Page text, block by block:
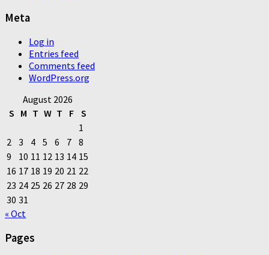
Meta
Log in
Entries feed
Comments feed
WordPress.org
August 2026
S M T W T F S
1
2 3 4 5 6 7 8
9
10 11 12 13 14 15
16 17 18 19 20 21 22
23 24 25 26 27 28 29
30 31
« Oct
Pages